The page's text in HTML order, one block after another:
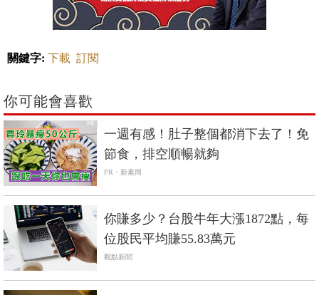
關鍵字: 下載 訂閱
你可能會喜歡
PR
一週有感！肚子整個都消下去了！免
節食，排空順暢就夠
PR・新素簡
你賺多少？台股牛年大漲1872點，每
位股民平均賺55.83萬元
觀點新聞